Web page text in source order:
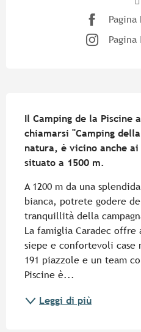
Pagina
Pagina
Il Camping de la Piscine
chiamarsi "Camping
natura, è vicino anche
situato a 1500 m.
A 1200 m da una
bianca, potrete godere
tranquillità della
La famiglia Caradec offre
siepe e confortevoli
191 piazzole e un team
Piscine è...
Leggi di più